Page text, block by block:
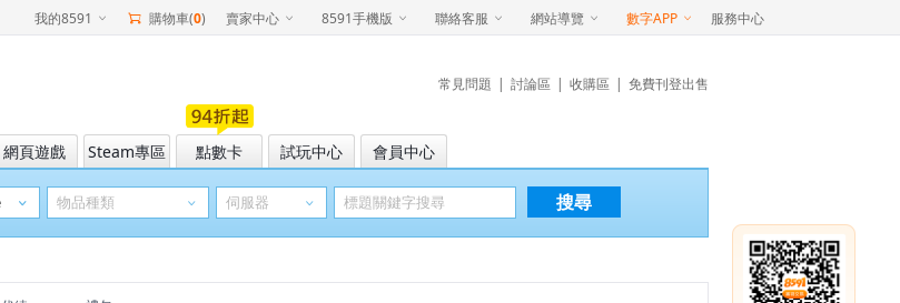
我的8591 購物車(0) 賣家中心 8591手機版 聯絡客服 網站導覽 數字APP 服務中心
常見問題 | 討論區 | 收購區 | 免費刊登出售
網頁遊戲 Steam專區 點數卡 試玩中心 會員中心
搜尋